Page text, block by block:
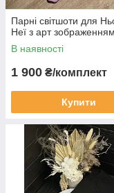
Парні світшоти для
Неї з арт
В наявності
1 900 ₴/комплект
Купити